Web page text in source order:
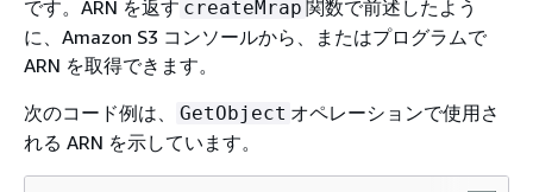
です。ARN を返す createMrap 関数で前述したよう
に、Amazon S3 コンソールから、またはプログラムで
ARN を取得できます。
次のコード例は、
GetObject オペレーションで使用さ
れる ARN を示しています。